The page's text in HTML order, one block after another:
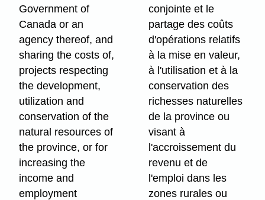
Government of
Canada or an
agency thereof, and
sharing the costs of,
projects respecting
the development,
utilization and
conservation of the
natural resources of
the province, or for
increasing the
income and
employment
conjointe et le
partage des coûts
d'opérations relatifs
à la mise en valeur,
à l'utilisation et à la
conservation des
richesses naturelles
de la province ou
visant à
l'accroissement du
revenu et de
l'emploi dans les
zones rurales ou